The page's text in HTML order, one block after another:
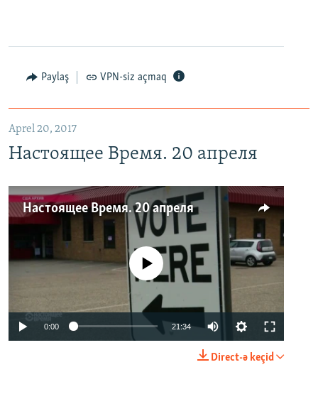
Paylaş VPN-siz açmaq
Aprel 20, 2017
Настоящее Время. 20 апреля
Настоящее Время. 20 апреля
No media source currently available
0:00 21:34
Direct-ə keçid